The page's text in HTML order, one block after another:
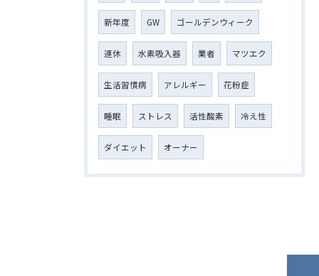
新年度 GW ゴールデンウィーク
連休 水素吸入器 業者 マツエク
生活習慣病 アレルギー 花粉症
睡眠 ストレス 活性酸素 冷え性
ダイエット オーナー